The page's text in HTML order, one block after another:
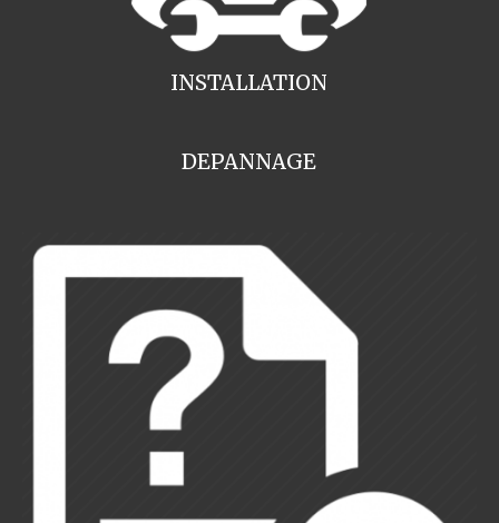
INSTALLATION
DEPANNAGE